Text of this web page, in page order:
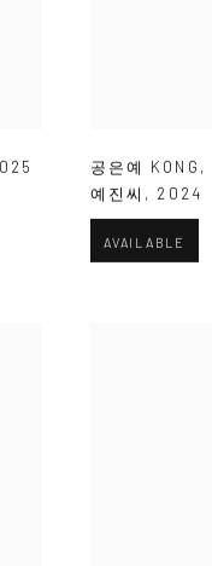
공은예 KONG ,
예진씨 , 2024
AVAILABLE